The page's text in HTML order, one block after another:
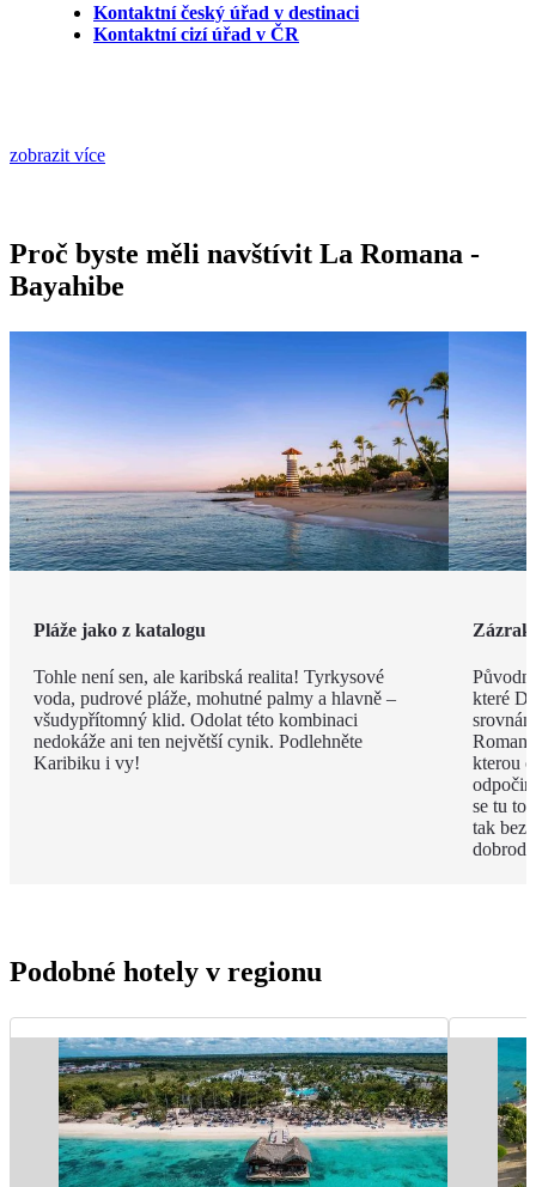
Kontaktní český úřad v destinaci
Kontaktní cizí úřad v ČR
zobrazit více
Proč byste měli navštívit La Romana -
Bayahibe
Pláže jako z katalogu
Tohle není sen, ale karibská realita! Tyrkysové
voda, pudrové pláže, mohutné palmy a hlavně –
všudypřítomný klid. Odolat této kombinaci
nedokáže ani ten největší cynik. Podlehněte
Karibiku i vy!
Zázrak
které
kterou
se tu
tak
Podobné hotely v regionu